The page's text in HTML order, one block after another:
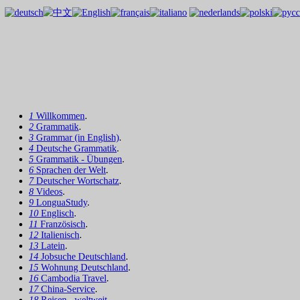
1 Willkommen.
2 Grammatik.
3 Grammar (in English).
4 Deutsche Grammatik.
5 Grammatik - Übungen.
6 Sprachen der Welt.
7Deutscher Wortschatz.
8 Videos.
9 LonguaStudy.
10 Englisch.
11 Französisch.
12 Italienisch.
13 Latein.
14 Jobsuche Deutschland.
15 Wohnung Deutschland.
16 Cambodia Travel.
17China-Service.